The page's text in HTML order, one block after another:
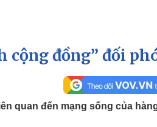
phòng
Thể thao
cộng đồng” đối
quan đến mạng sống của